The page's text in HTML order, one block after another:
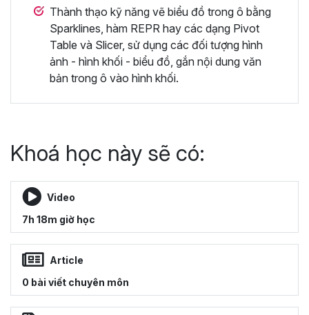
Thành thạo kỹ năng vẽ biểu đồ trong ô bằng
Sparklines, hàm REPR hay các dạng Pivot
Table và Slicer, sử dụng các đối tượng hình
ảnh - hình khối - biểu đồ, gắn nội dung văn
bản trong ô vào hình khối.
Khoá học này sẽ có:
Video
7h 18m giờ học
Article
0 bài viết chuyên môn